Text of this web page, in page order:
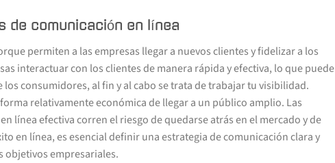
de comunicación en línea
permiten a las empresas llegar a nuevos clientes y fidelizar a los
interactuar con los clientes de manera rápida y efectiva, lo que puede
consumidores, al fin y al cabo se trata de trabajar tu visibilidad.
relativamente económica de llegar a un público amplio. Las
línea efectiva corren el riesgo de quedarse atrás en el mercado y de
en línea, es esencial definir una estrategia de comunicación clara y
objetivos empresariales.